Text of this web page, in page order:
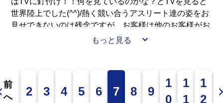
世界陸上でした(^^)/熱く競い合うアスリート達の姿をお
見せできないのは残念ですが、お客様は他のお客様がお
休みになられた後も熱心に観戦されておりました。
もっと見る
前
へ
2 3 4 5 6 7 8 9
1
0
1
1
1
2